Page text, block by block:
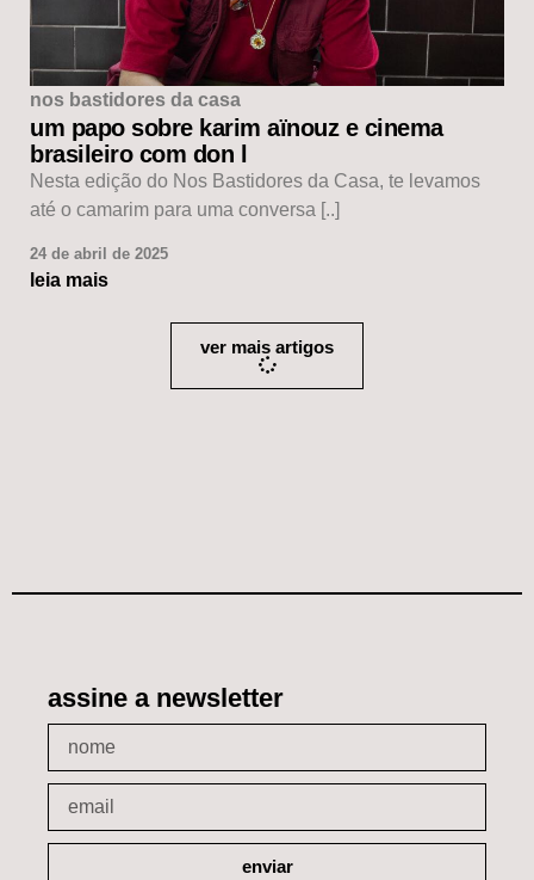
nos bastidores da casa
um papo sobre karim aïnouz e cinema
brasileiro com don l
Nesta edição do Nos Bastidores da Casa, te levamos
até o camarim para uma conversa [..]
24 de abril de 2025
leia mais
ver mais artigos
assine a newsletter
enviar